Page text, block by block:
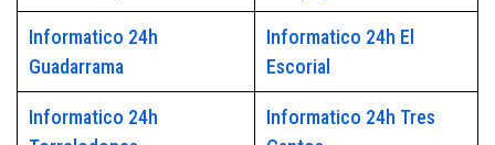
Informatico 24h
Guadarrama
Informatico 24h El
Escorial
Informatico 24h
Informatico 24h Tres